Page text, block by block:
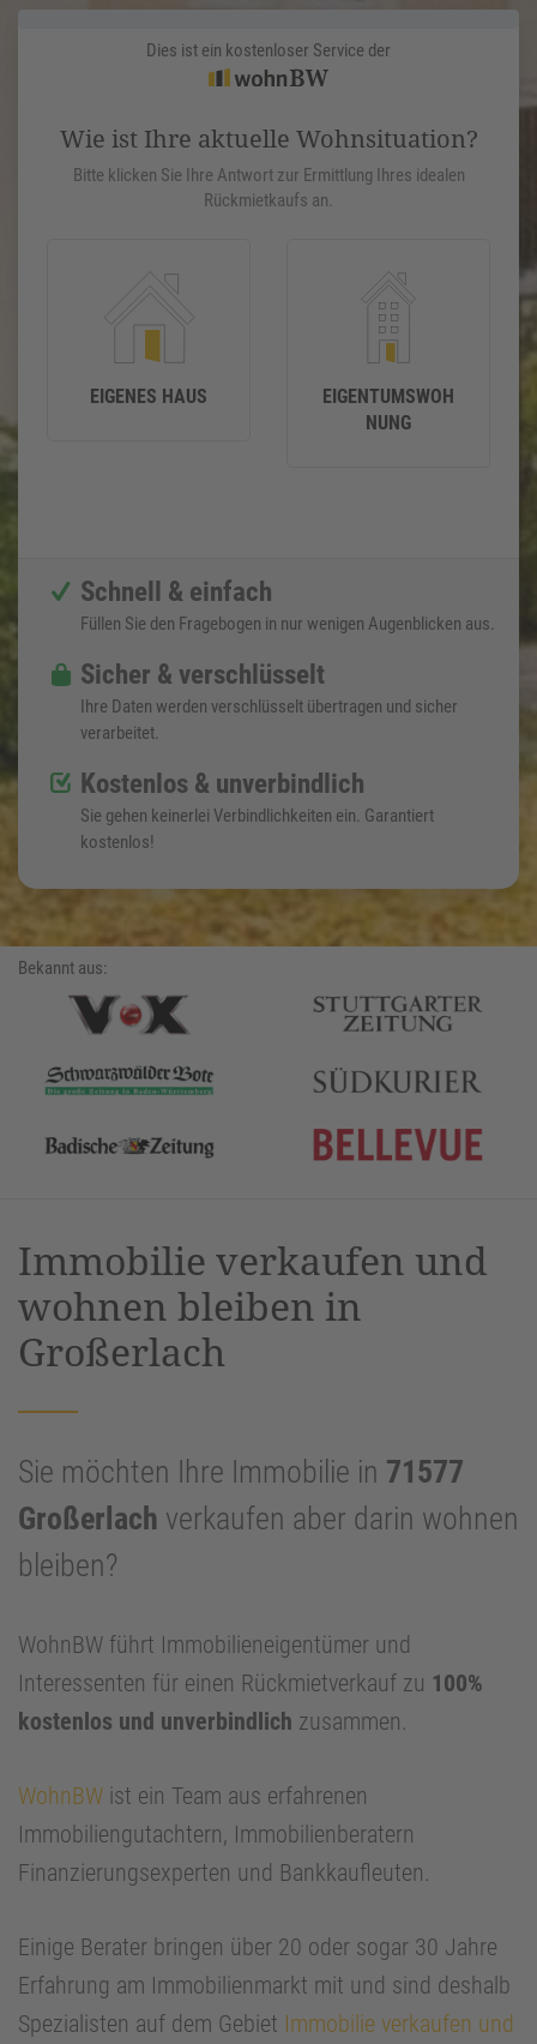
Dies ist ein kostenloser Service der
Wie ist Ihre aktuelle Wohnsituation?
Bitte klicken Sie Ihre Antwort zur Ermittlung Ihres idealen
Rückmietkaufs an.
EIGENES HAUS
EIGENTUMSWOH
NUNG
Schnell & einfach
Füllen Sie den Fragebogen in nur wenigen Augenblicken aus.
Sicher & verschlüsselt
Ihre Daten werden verschlüsselt übertragen und sicher
verarbeitet.
Kostenlos & unverbindlich
Sie gehen keinerlei Verbindlichkeiten ein. Garantiert
kostenlos!
Bekannt aus:
Immobilie verkaufen und
wohnen bleiben in
Großerlach
Sie möchten Ihre Immobilie in 71577
Großerlach verkaufen aber darin wohnen
bleiben?
WohnBW führt Immobilieneigentümer und
Interessenten für einen Rückmietverkauf zu 100%
kostenlos und unverbindlich zusammen.
WohnBW ist ein Team aus erfahrenen
Immobiliengutachtern, Immobilienberatern
Finanzierungsexperten und Bankkaufleuten.
Einige Berater bringen über 20 oder sogar 30 Jahre
Erfahrung am Immobilienmarkt mit und sind deshalb
Spezialisten auf dem Gebiet Immobilie verkaufen und